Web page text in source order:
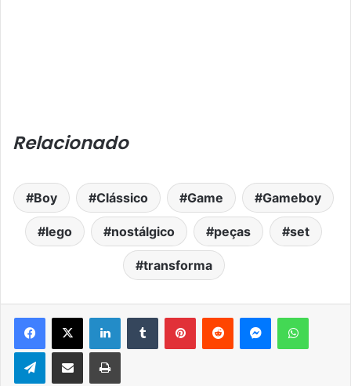
Relacionado
Boy Clássico Game Gameboy
lego nostálgico peças set
transforma
Facebook
X LinkedinTumblr PinterestReddit Messenger
TelegramCompartilhar via e-mail Imprimir